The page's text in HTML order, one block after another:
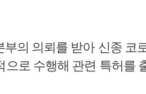
의 의뢰를 받아 신종 코
으로 수행해 관련 특허를